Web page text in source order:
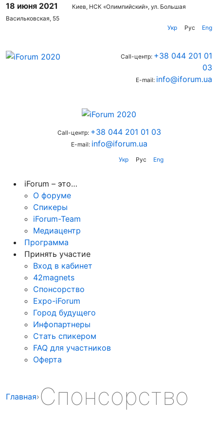
18 июня 2021
Киев, НСК «Олимпийский», ул. Большая
Васильковская, 55
Укр
Рус Eng
Call-центр: +38 044 201 01
03
E-mail: info@iforum.ua
Call-центр: +38 044 201 01 03
E-mail: info@iforum.ua
Укр Рус Eng
iForum – это…
О форуме
Спикеры
iForum-Team
Медиацентр
Программа
Принять участие
Вход в кабинет
42magnets
Спонсорство
Expo-iForum
Город будущего
Инфопартнеры
Стать спикером
FAQ для участников
Оферта
Главная› Спонсорство